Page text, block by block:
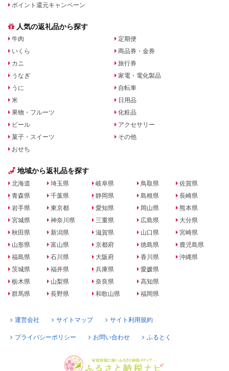
ポイント還元キャンペーン
人気の返礼品から探す
牛肉
いくら
カニ
うなぎ
うに
米
果物・フルーツ
ビール
菓子・スイーツ
おせち
定期便
商品券・金券
旅行券
家電・電化製品
自転車
日用品
化粧品
アクセサリー
その他
地域から返礼品を探す
北海道
青森県
岩手県
宮城県
秋田県
山形県
福島県
茨城県
栃木県
群馬県
埼玉県
千葉県
東京都
神奈川県
新潟県
富山県
石川県
福井県
山梨県
長野県
岐阜県
静岡県
愛知県
三重県
滋賀県
京都府
大阪府
兵庫県
奈良県
和歌山県
鳥取県
島根県
岡山県
広島県
山口県
徳島県
香川県
愛媛県
高知県
福岡県
佐賀県
長崎県
熊本県
大分県
宮崎県
鹿児島県
沖縄県
運営会社 サイトマップ サイト利用規約
プライバシーポリシー お問い合わせ ふるとく